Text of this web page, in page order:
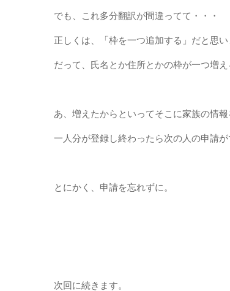
でも、これ多分翻訳が間違ってて・・・
正しくは、「枠を一つ追加する」だと思い
だって、氏名とか住所とかの枠が一つ増え
あ、増えたからといってそこに家族の情報
一人分が登録し終わったら次の人の申請が
とにかく、申請を忘れずに。
次回に続きます。